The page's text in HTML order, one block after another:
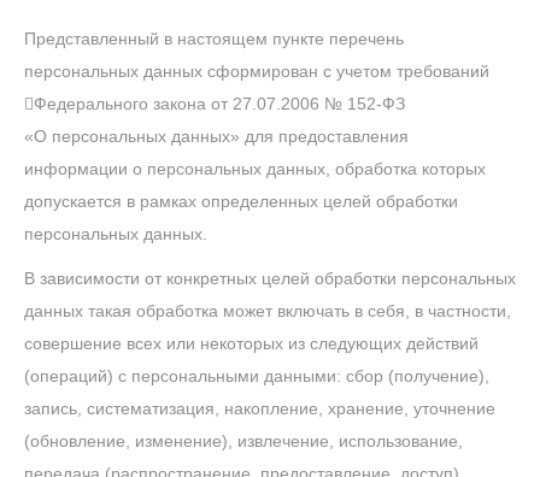
Представленный в настоящем пункте перечень
персональных данных сформирован с учетом требований
Федерального закона от 27.07.2006 № 152-ФЗ
«О персональных данных» для предоставления
информации о персональных данных, обработка которых
допускается в рамках определенных целей обработки
персональных данных.
В зависимости от конкретных целей обработки персональных
данных такая обработка может включать в себя, в частности,
совершение всех или некоторых из следующих действий
(операций) с персональными данными: сбор (получение),
запись, систематизация, накопление, хранение, уточнение
(обновление, изменение), извлечение, использование,